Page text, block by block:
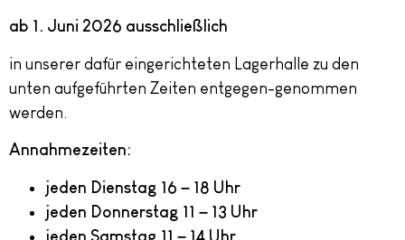
ab 1. Juni 2026 ausschließlich
in unserer dafür eingerichteten Lagerhalle zu den
unten aufgeführten Zeiten entgegen-genommen
werden.
Annahmezeiten:
jeden Dienstag 16 – 18 Uhr
jeden Donnerstag 11 – 13 Uhr
jeden Samstag 11 – 14 Uhr